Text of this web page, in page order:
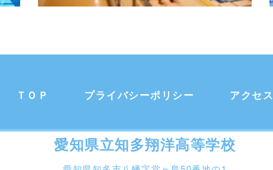
ＴＯＰ プライバシーポリシー アクセス
愛知県立知多翔洋高等学校